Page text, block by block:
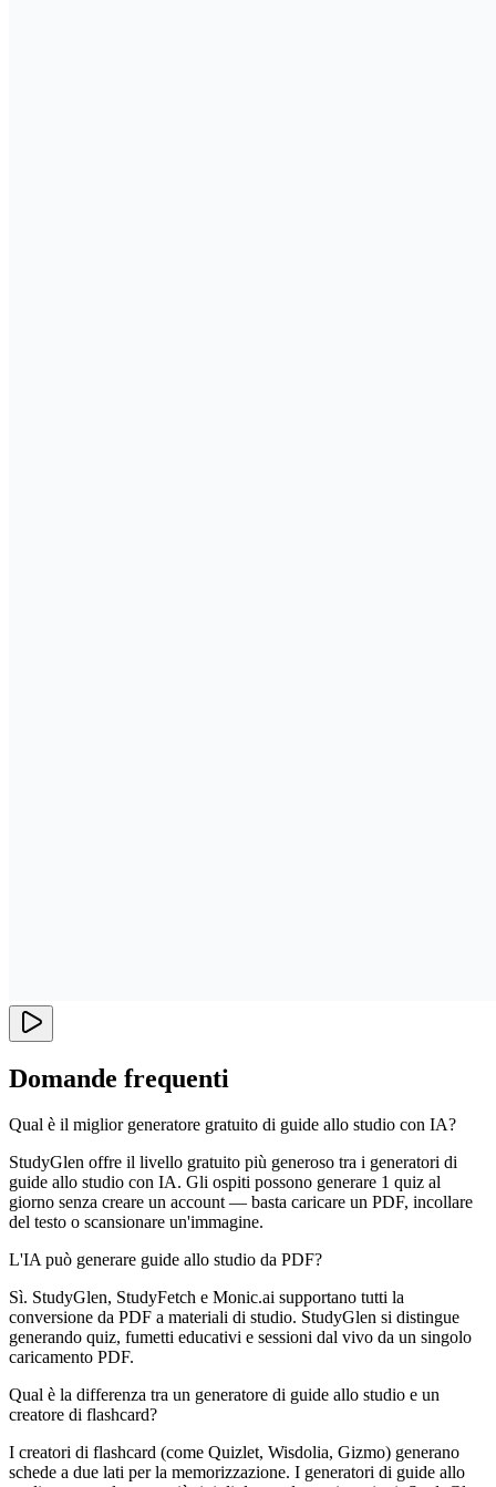
Domande frequenti
Qual è il miglior generatore gratuito di guide allo studio con IA?
StudyGlen offre il livello gratuito più generoso tra i generatori di
guide allo studio con IA. Gli ospiti possono generare 1 quiz al
giorno senza creare un account — basta caricare un PDF, incollare
del testo o scansionare un'immagine.
L'IA può generare guide allo studio da PDF?
Sì. StudyGlen, StudyFetch e Monic.ai supportano tutti la
conversione da PDF a materiali di studio. StudyGlen si distingue
generando quiz, fumetti educativi e sessioni dal vivo da un singolo
caricamento PDF.
Qual è la differenza tra un generatore di guide allo studio e un
creatore di flashcard?
I creatori di flashcard (come Quizlet, Wisdolia, Gizmo) generano
schede a due lati per la memorizzazione. I generatori di guide allo